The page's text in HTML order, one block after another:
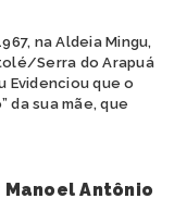
na Aldeia Mingu,
Serra do Arapuá
Evidenciou que o
da sua mãe, que
Manoel Antônio